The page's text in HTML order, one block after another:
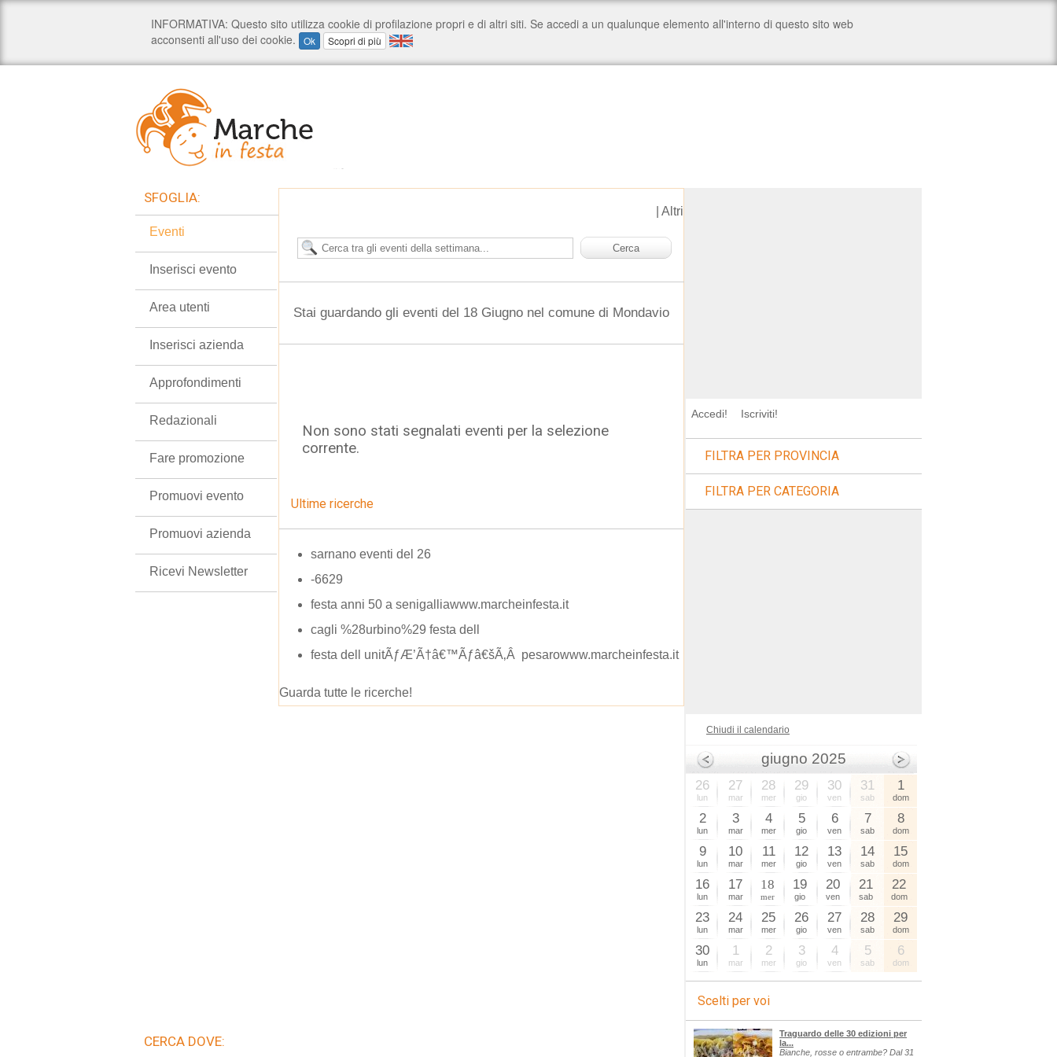
Altri
Stai guardando gli eventi del 18 Giugno nel comune di Mondavio
Non sono stati segnalati eventi per la selezione
corrente.
Ultime ricerche
sarnano eventi del 26
-6629
festa anni 50 a senigalliawww.marcheinfesta.it
cagli %28urbino%29 festa dell
festa dell unitÃƒÆ’Ã†â€™Ãƒâ€šÃ‚Â pesarowww.marcheinfesta.it
Guarda tutte le ricerche!
SFOGLIA:
Eventi
Inserisci evento
Area utenti
Inserisci azienda
Approfondimenti
Redazionali
Fare promozione
Promuovi evento
Promuovi azienda
Ricevi Newsletter
CERCA DOVE:
Accedi! Iscriviti!
FILTRA PER PROVINCIA
FILTRA PER CATEGORIA
Chiudi il calendario
giugno 2025
26
lun
27
mar
28
mer
29
gio
30
ven
31
sab
1
dom
2
lun
3
mar
4
mer
5
gio
6
ven
7
sab
8
dom
9
lun
10
mar
11
mer
12
gio
13
ven
14
sab
15
dom
16
lun
17
mar
18
mer
19
gio
20
ven
21
sab
22
dom
23
lun
24
mar
25
mer
26
gio
27
ven
28
sab
29
dom
30
lun
1
mar
2
mer
3
gio
4
ven
5
sab
6
dom
Scelti per voi
Traguardo delle 30 edizioni per
la...
Bianche, rosse o entrambe? Dal 31